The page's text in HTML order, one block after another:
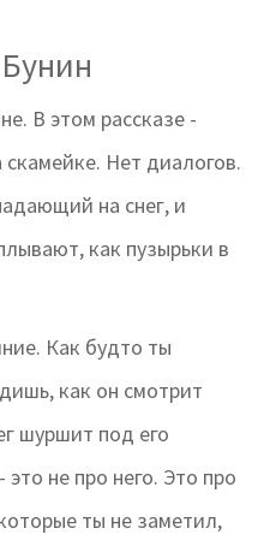
В этом рассказе -
Нет диалогов.
на снег, и
как пузырьки в
Как будто ты
как он смотрит
шуршит под его
не про него. Это про
ты не заметил,